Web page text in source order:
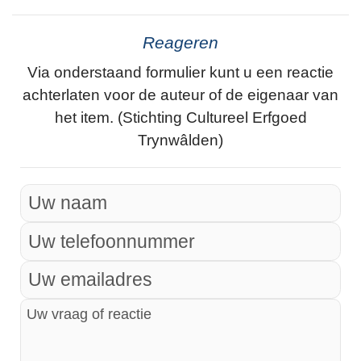
Reageren
Via onderstaand formulier kunt u een reactie
achterlaten voor de auteur of de eigenaar van
het item. (Stichting Cultureel Erfgoed
Trynwâlden)